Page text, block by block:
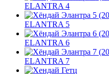
ELANTRA 4
ELANTRA 5
ELANTRA 6
ELANTRA 7